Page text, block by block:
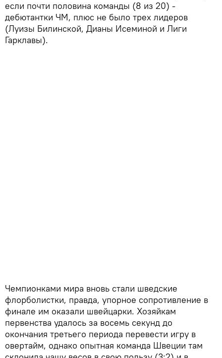
если почти половина команды (8 из 20) -
дебютантки ЧМ, плюс не было трех лидеров
(Луизы Билинской, Дианы Исеминой и Лиги
Гарклавы).
Чемпионками мира вновь стали шведские
флорболистки, правда, упорное сопротивление в
финале им оказали швейцарки. Хозяйкам
первенства удалось за восемь секунд до
окончания третьего периода перевести игру в
овертайм, однако опытная команда Швеции там